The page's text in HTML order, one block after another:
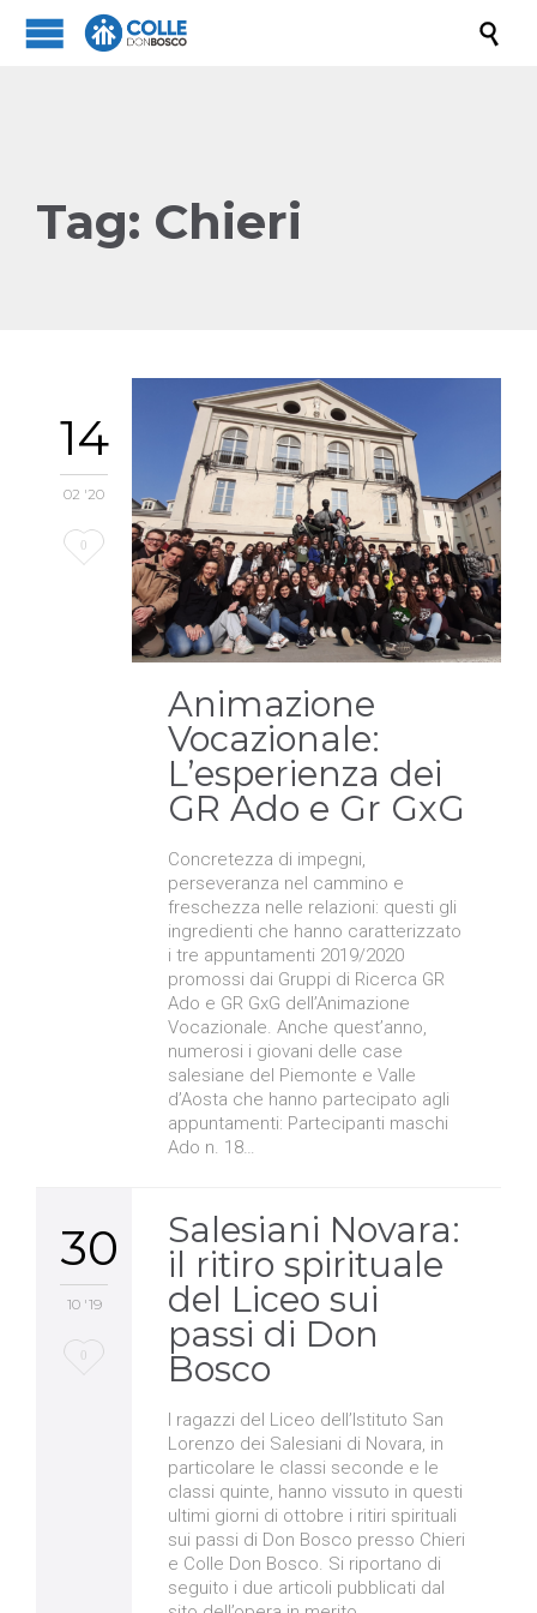

Tag: Chieri
14
02 '20
Love
0
Animazione
Vocazionale:
L’esperienza dei
GR Ado e Gr GxG
Concretezza di impegni,
perseveranza nel cammino e
freschezza nelle relazioni: questi gli
ingredienti che hanno caratterizzato
i tre appuntamenti 2019/2020
promossi dai Gruppi di Ricerca GR
Ado e GR GxG dell’Animazione
Vocazionale. Anche quest’anno,
numerosi i giovani delle case
salesiane del Piemonte e Valle
d’Aosta che hanno partecipato agli
appuntamenti: Partecipanti maschi
Ado n. 18…
30
10 '19
Love
0
Salesiani Novara:
il ritiro spirituale
del Liceo sui
passi di Don
Bosco
I ragazzi del Liceo dell’Istituto San
Lorenzo dei Salesiani di Novara, in
particolare le classi seconde e le
classi quinte, hanno vissuto in questi
ultimi giorni di ottobre i ritiri spirituali
sui passi di Don Bosco presso Chieri
e Colle Don Bosco. Si riportano di
seguito i due articoli pubblicati dal